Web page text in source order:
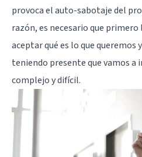
provoca el auto-sabotaje del
razón, es necesario que
aceptar qué es lo que queremos
teniendo presente que vamos a
complejo y difícil.